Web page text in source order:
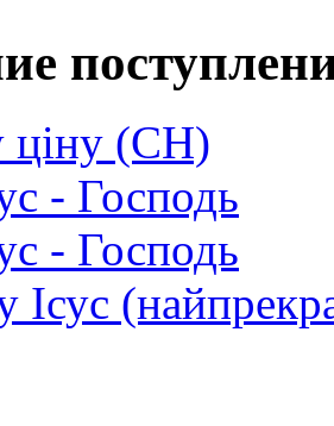
ціну (СН)
- Господь
- Господь
Ісус